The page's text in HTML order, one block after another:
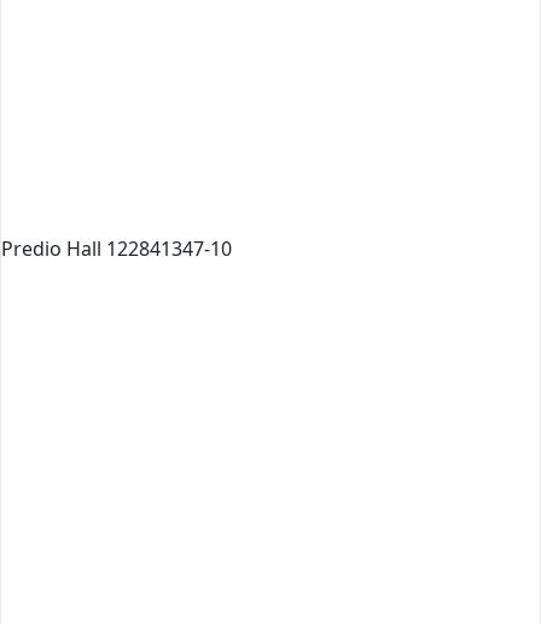
Predio Hall 122841347-10